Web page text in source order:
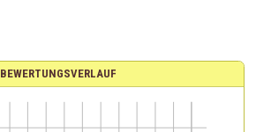
BEWERTUNGSVERLAUF